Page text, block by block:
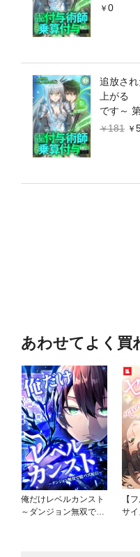
0
追放さ
上がる
です～
181
あわせてよく買
俺だけレベルカンスト
～ダンジョン無双で億
【
サ